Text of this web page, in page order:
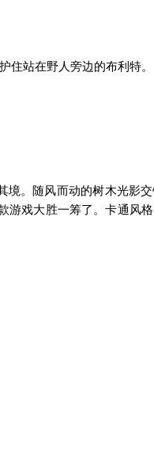
住站在野人旁边的布利特。
。随风而动的树木光影
游戏大胜一筹了。卡通风